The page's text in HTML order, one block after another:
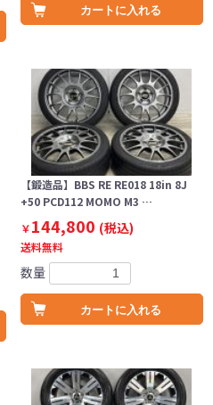
カートに入れる
【鍛造品】BBS RE RE018 18in 8J
+50 PCD112 MOMO M3 …
￥144,800 (税込)
送料無料
数量
カートに入れる